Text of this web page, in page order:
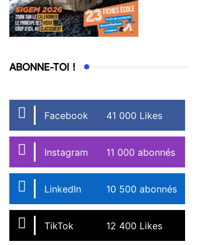
ABONNE-TOI !
Facebook 41 000 Likes
Instagram 11 000 abonnés
LinkedIn 10 500 abonnés
TikTok 12 400 Likes